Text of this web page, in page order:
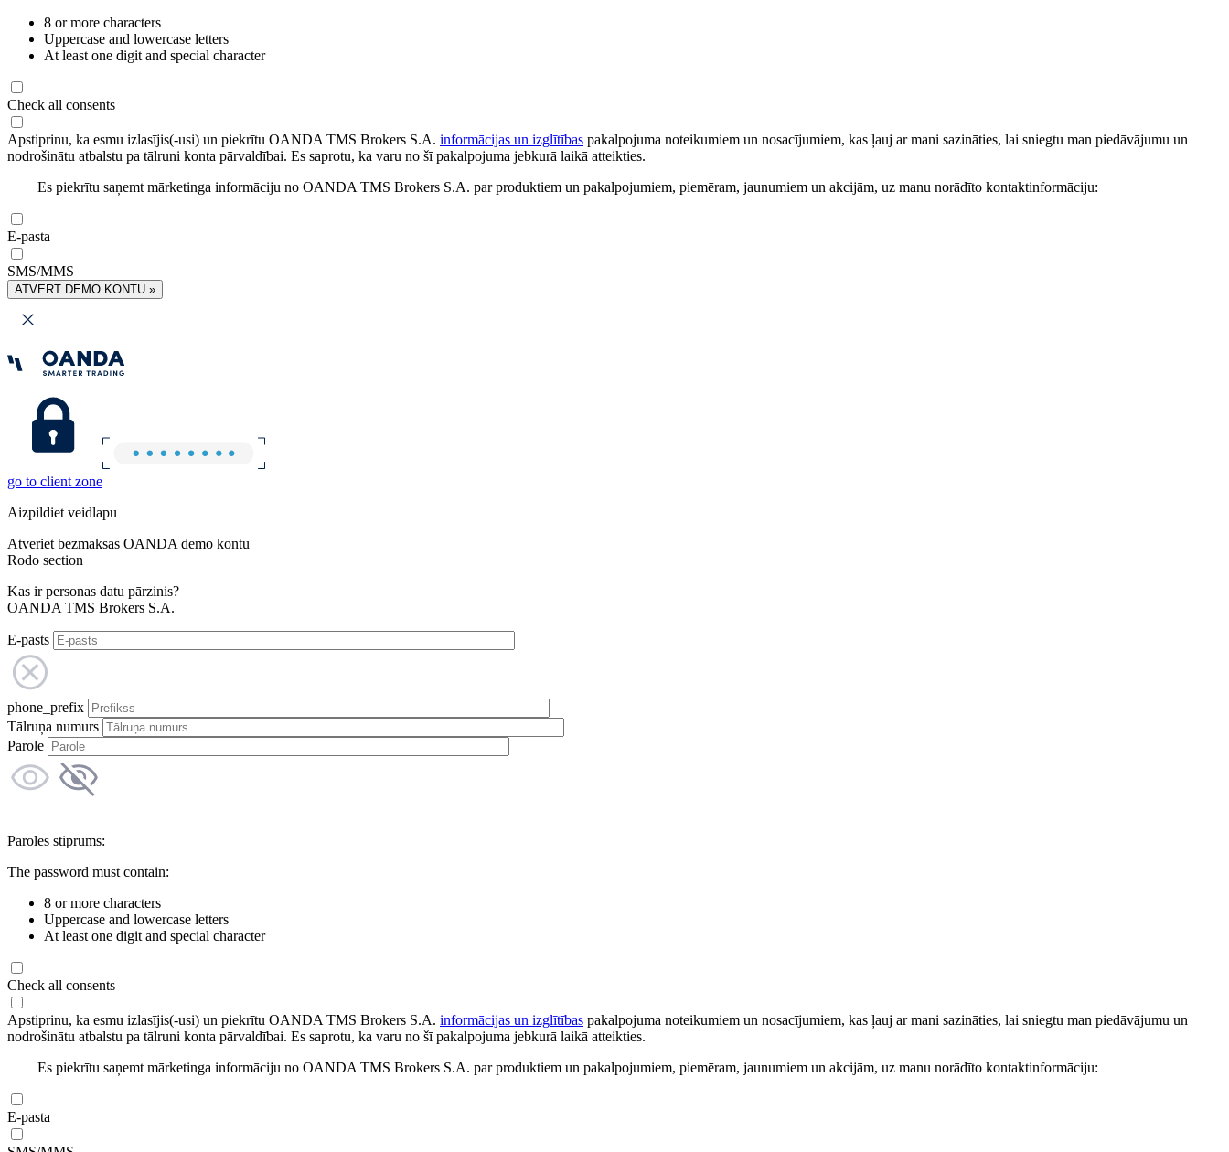
8 or more characters
Uppercase and lowercase letters
At least one digit and special character
Check all consents
Apstiprinu, ka esmu izlasījis(-usi) un piekrītu OANDA TMS Brokers S.A. informācijas un izglītības pakalpojuma noteikumiem un nosacījumiem, kas ļauj ar mani sazināties, lai sniegtu man piedāvājumu un
nodrošinātu atbalstu pa tālruni konta pārvaldībai. Es saprotu, ka varu no šī pakalpojuma jebkurā laikā atteikties.
Es piekrītu saņemt mārketinga informāciju no OANDA TMS Brokers S.A. par produktiem un pakalpojumiem, piemēram, jaunumiem un akcijām, uz manu norādīto kontaktinformāciju:
E-pasta
SMS/MMS
ATVĒRT DEMO KONTU »
go to client zone
Aizpildiet veidlapu
Atveriet bezmaksas OANDA demo kontu
Rodo section
Kas ir personas datu pārzinis?
OANDA TMS Brokers S.A.
E-pasts
phone_prefix
Tālruņa numurs
Parole
Paroles stiprums:
The password must contain:
8 or more characters
Uppercase and lowercase letters
At least one digit and special character
Check all consents
Apstiprinu, ka esmu izlasījis(-usi) un piekrītu OANDA TMS Brokers S.A. informācijas un izglītības pakalpojuma noteikumiem un nosacījumiem, kas ļauj ar mani sazināties, lai sniegtu man piedāvājumu un
nodrošinātu atbalstu pa tālruni konta pārvaldībai. Es saprotu, ka varu no šī pakalpojuma jebkurā laikā atteikties.
Es piekrītu saņemt mārketinga informāciju no OANDA TMS Brokers S.A. par produktiem un pakalpojumiem, piemēram, jaunumiem un akcijām, uz manu norādīto kontaktinformāciju:
E-pasta